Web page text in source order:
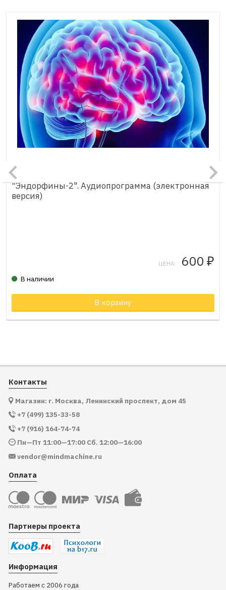
Товар в корзине
"Эндорфины-2". Аудиопрограмма (электронная
версия)
ЦЕНА: 600 ₽
В наличии
В корзину
Контакты
Магазин: г. Москва, Ленинский проспект, дом 45
+7 (499) 135-33-58
+7 (916) 164-74-74
Пн—Пт 11:00—17:00 Сб. 12:00—16:00
vendor@mindmachine.ru
Оплата
Партнеры проекта
Информация
Работаем с 2006 года